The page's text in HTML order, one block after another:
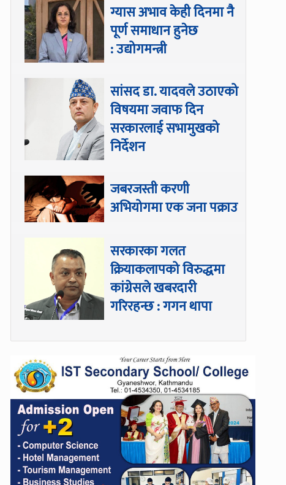
ग्यास अभाव केही दिनमा नै
पूर्ण समाधान हुनेछ
: उद्योगमन्त्री
सांसद डा‍‍. यादवले उठाएको
विषयमा जवाफ दिन
सरकारलाई सभामुखको
निर्देशन
जबरजस्ती करणी
अभियोगमा एक जना पक्राउ
सरकारका गलत
क्रियाकलापको विरुद्धमा
कांग्रेसले खबरदारी
गरिरहन्छ : गगन थापा